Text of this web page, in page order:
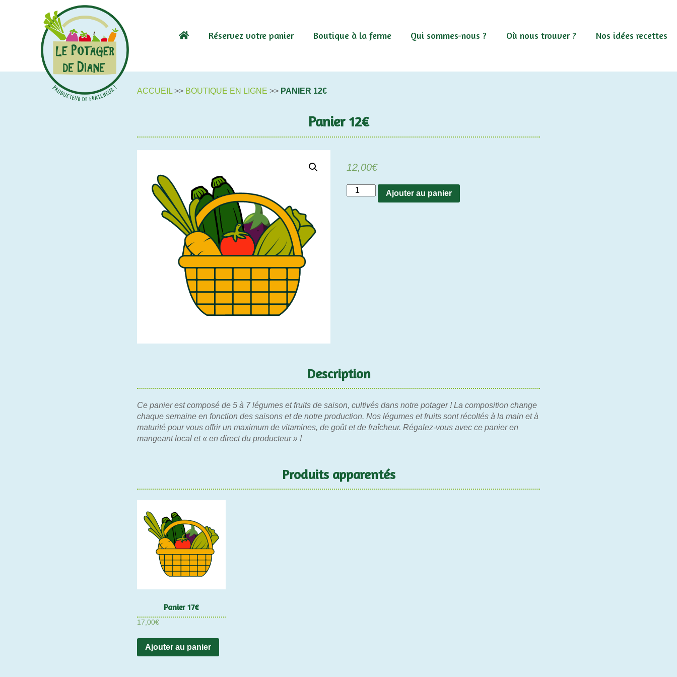
Réservez votre panier Boutique à la ferme Qui sommes-nous ? Où nous trouver ? Nos idées recettes
ACCUEIL >> BOUTIQUE EN LIGNE >> PANIER 12€
Panier 12€
12,00€
quantité
Ajouter au panier
Description
Ce panier est composé de 5 à 7 légumes et fruits de saison, cultivés dans notre potager ! La composition change
chaque semaine en fonction des saisons et de notre production. Nos légumes et fruits sont récoltés à la main et à
maturité pour vous offrir un maximum de vitamines, de goût et de fraîcheur. Régalez-vous avec ce panier en
mangeant local et « en direct du producteur » !
Produits apparentés
Panier 17€
17,00€
Ajouter au panier